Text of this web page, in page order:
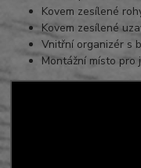
Kovem zesílené
Kovem zesílené
Vnitřní organizér s
Montážní místo